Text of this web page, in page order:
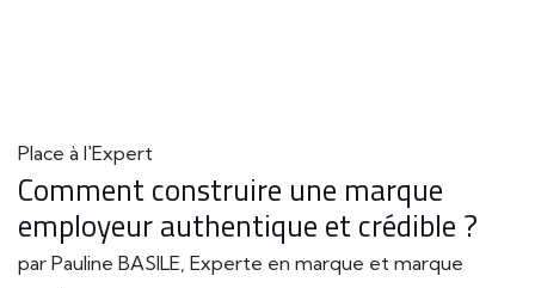
Place à l'Expert
Comment construire une marque
employeur authentique et crédible ?
par Pauline BASILE, Experte en marque et marque